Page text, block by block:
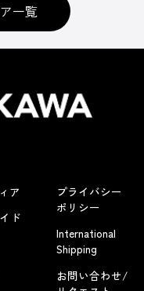
一覧
ア
ド
プライバシー
ポリシー
International
Shipping
お問い合わせ/